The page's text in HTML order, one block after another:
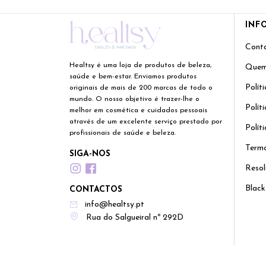
Healtsy é uma loja de produtos de beleza,
saúde e bem-estar. Enviamos produtos
originais de mais de 200 marcas de todo o
mundo. O nosso objetivo é trazer-lhe o
melhor em cosmética e cuidados pessoais
através de um excelente serviço prestado por
profissionais de saúde e beleza.
SIGA-NOS
CONTACTOS
info@healtsy.pt
Rua do Salgueiral nº 292D